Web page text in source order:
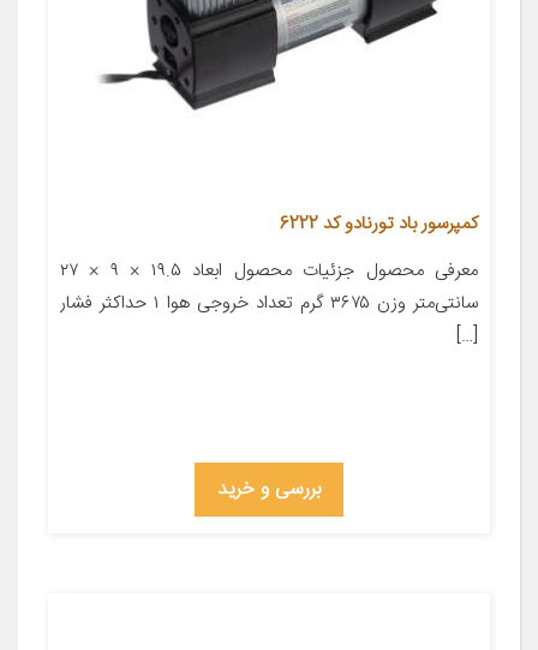
کمپرسور باد تورنادو کد 6222
معرفی محصول جزئیات محصول ابعاد ۱۹.۵ × ۹ × ۲۷
سانتی‌متر وزن ۳۶۷۵ گرم تعداد خروجی هوا ۱ حداکثر فشار
[…]
بررسی و خرید